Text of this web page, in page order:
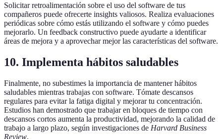
Solicitar retroalimentación sobre el uso del software de tus
compañeros puede ofrecerte insights valiosos. Realiza evaluaciones
periódicas sobre cómo estás utilizando el software y cómo puedes
mejorarlo. Un feedback constructivo puede ayudarte a identificar
áreas de mejora y a aprovechar mejor las características del software.
10. Implementa hábitos saludables
Finalmente, no subestimes la importancia de mantener hábitos
saludables mientras trabajas con software. Tómate descansos
regulares para evitar la fatiga digital y mejorar tu concentración.
Estudios han demostrado que trabajar en bloques de tiempo con
descansos cortos aumenta la productividad, mejorando la calidad de
trabajo a largo plazo, según investigaciones de Harvard Business
Review.